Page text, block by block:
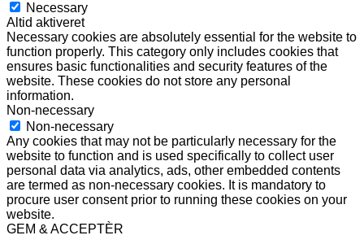
Necessary
Altid aktiveret
Necessary cookies are absolutely essential for the website to
function properly. This category only includes cookies that
ensures basic functionalities and security features of the
website. These cookies do not store any personal
information.
Non-necessary
Non-necessary
Any cookies that may not be particularly necessary for the
website to function and is used specifically to collect user
personal data via analytics, ads, other embedded contents
are termed as non-necessary cookies. It is mandatory to
procure user consent prior to running these cookies on your
website.
GEM & ACCEPTÈR